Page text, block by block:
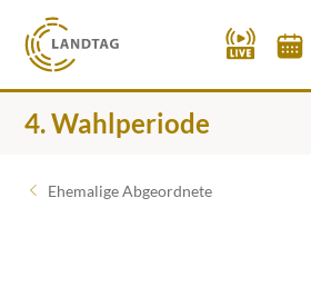
4. Wahlperiode
Ehemalige Abgeordnete